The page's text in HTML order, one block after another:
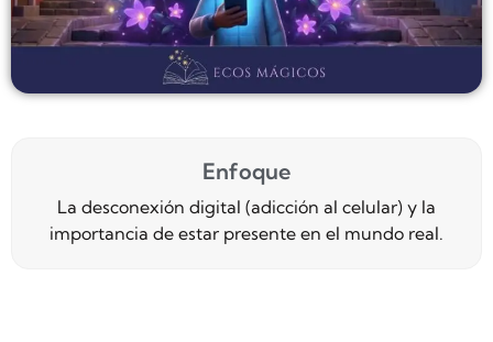
Enfoque
La desconexión digital (adicción al celular) y la
importancia de estar presente en el mundo real.